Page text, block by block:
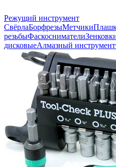
Режущий инструмент
СвёрлаБорфрезыМетчики
резьбыФаскосниматели
дисковыеАлмазный инструмент